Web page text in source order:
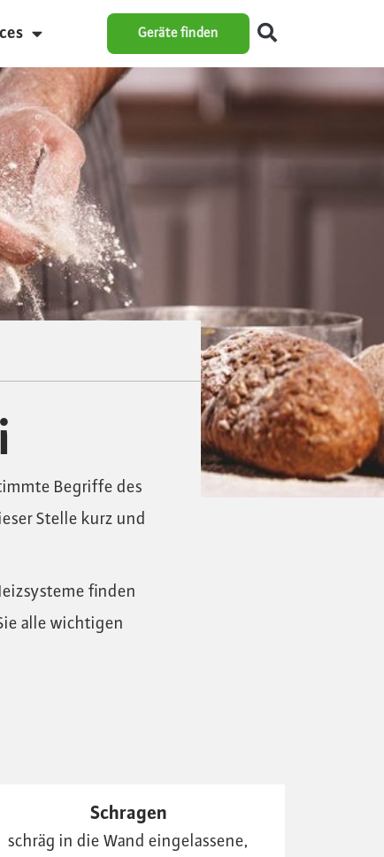
Geräte finden
Begriffe des
Stelle kurz und
finden
alle wichtigen
Schragen
schräg in die Wand eingelassene,